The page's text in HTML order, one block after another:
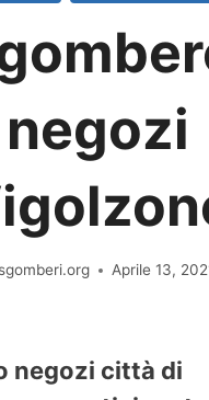
negozi
sgomberi.org Aprile 13,
negozi città di